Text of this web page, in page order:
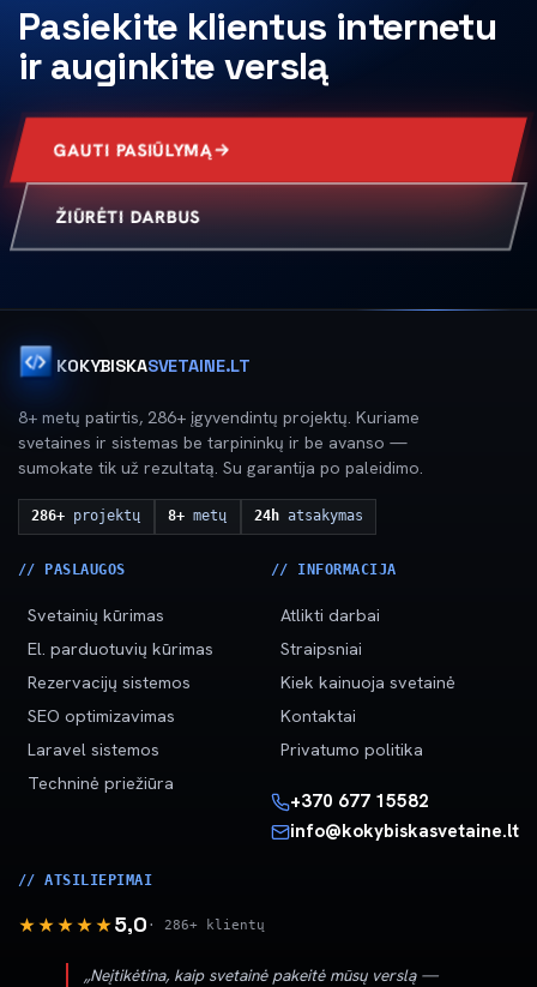
Pasiekite klientus internetu
ir auginkite verslą
GAUTI PASIŪLYMĄ
ŽIŪRĖTI DARBUS
KOKYBISKASVETAINE.LT
8+ metų patirtis, 286+ įgyvendintų projektų. Kuriame
svetaines ir sistemas be tarpininkų ir be avanso —
sumokate tik už rezultatą. Su garantija po paleidimo.
286+ projektų 8+ metų 24hatsakymas
// PASLAUGOS
Svetainių kūrimas
El. parduotuvių kūrimas
Rezervacijų sistemos
SEO optimizavimas
Laravel sistemos
Techninė priežiūra
// INFORMACIJA
Atlikti darbai
Straipsniai
Kiek kainuoja svetainė
Kontaktai
Privatumo politika
+370 677 15582
info@kokybiskasvetaine.lt
// ATSILIEPIMAI
★★★★★5,0 · 286+ klientų
„Neįtikėtina, kaip svetainė pakeitė mūsų verslą —